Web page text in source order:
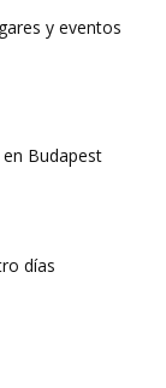
y eventos
Budapest
días